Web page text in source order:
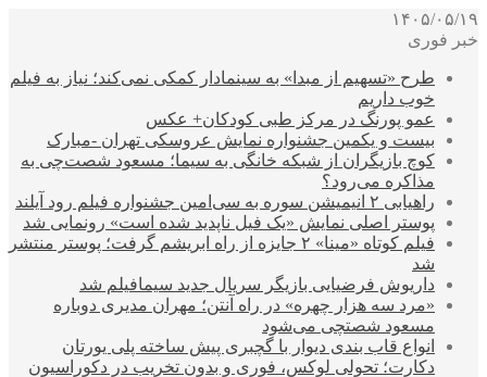
۱۴۰۵/۰۵/۱۹
خبر فوری
طرح «تسهیم از مبدا» به سینمادار کمکی نمی‌کند؛ نیاز به فیلم
خوب داریم
عمو پورنگ در مرکز طبی کودکان+ عکس
بیست و یکمین جشنواره نمایش عروسکی تهران -مبارک
کوچ بازیگران از شبکه خانگی به سیما؛ مسعود شصت‌چی به
مذاکره می‌رود؟
راهیابی ۲ انیمیشن سوره به سی‌امین جشنواره فیلم رود آیلند
پوستر اصلی نمایش «یک فیل ناپدید شده است» رونمایی شد
فیلم کوتاه «مینا» ۲ جایزه از راه ابریشم گرفت؛ پوستر منتشر
شد
داریوش فرضیایی بازیگر سریال جدید سیمافیلم شد
«مرد سه هزار چهره» در راه آنتن؛ مهران مدیری دوباره
مسعود شصتچی می‌شود
انواع قاب بندی دیوار با گچبری پیش ساخته پلی یورتان
دکارت؛ تحولی لوکس، فوری و بدون تخریب در دکوراسیون